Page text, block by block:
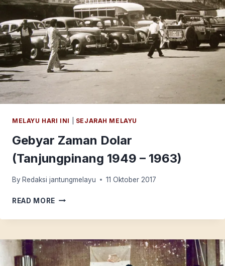
MELAYU HARI INI SEJARAH MELAYU
Gebyar Zaman Dolar
(Tanjungpinang 1949 – 1963)
By Redaksi jantungmelayu 11 Oktober 2017
READ MORE GEBYAR
DOLAR
1949
–
1963)